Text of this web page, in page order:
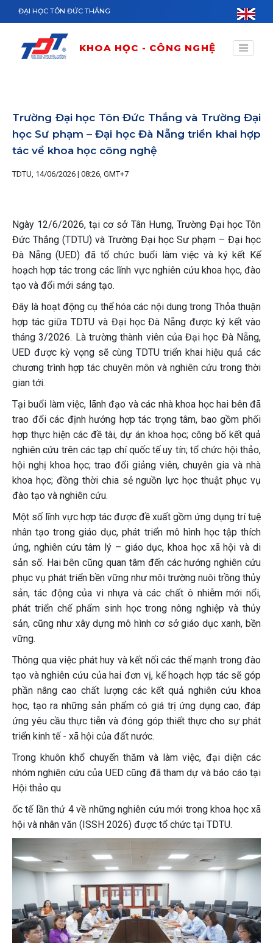
Nhảy đến nội dung
ĐẠI HỌC TÔN ĐỨC THẮNG
KHOA HỌC - CÔNG NGHỆ
Trường Đại học Tôn Đức Thắng và Trường Đại
học Sư phạm – Đại học Đà Nẵng triển khai hợp
tác về khoa học công nghệ
TDTU, 14/06/2026 | 08:26, GMT+7
Ngày 12/6/2026, tại cơ sở Tân Hưng, Trường Đại học Tôn
Đức Thắng (TDTU) và Trường Đại học Sư phạm – Đại học
Đà Nẵng (UED) đã tổ chức buổi làm việc và ký kết Kế
hoạch hợp tác trong các lĩnh vực nghiên cứu khoa học, đào
tạo và đổi mới sáng tạo.
Đây là hoạt động cụ thể hóa các nội dung trong Thỏa thuận
hợp tác giữa TDTU và Đại học Đà Nẵng được ký kết vào
tháng 3/2026. Là trường thành viên của Đại học Đà Nẵng,
UED được kỳ vọng sẽ cùng TDTU triển khai hiệu quả các
chương trình hợp tác chuyên môn và nghiên cứu trong thời
gian tới.
Tại buổi làm việc, lãnh đạo và các nhà khoa học hai bên đã
trao đổi các định hướng hợp tác trọng tâm, bao gồm phối
hợp thực hiện các đề tài, dự án khoa học; công bố kết quả
nghiên cứu trên các tạp chí quốc tế uy tín; tổ chức hội thảo,
hội nghị khoa học; trao đổi giảng viên, chuyên gia và nhà
khoa học; đồng thời chia sẻ nguồn lực học thuật phục vụ
đào tạo và nghiên cứu.
Một số lĩnh vực hợp tác được đề xuất gồm ứng dụng trí tuệ
nhân tạo trong giáo dục, phát triển mô hình học tập thích
ứng, nghiên cứu tâm lý – giáo dục, khoa học xã hội và di
sản số. Hai bên cũng quan tâm đến các hướng nghiên cứu
phục vụ phát triển bền vững như môi trường nuôi trồng thủy
sản, tác động của vi nhựa và các chất ô nhiễm mới nổi,
phát triển chế phẩm sinh học trong nông nghiệp và thủy
sản, cũng như xây dựng mô hình cơ sở giáo dục xanh, bền
vững.
Thông qua việc phát huy và kết nối các thế mạnh trong đào
tạo và nghiên cứu của hai đơn vị, kế hoạch hợp tác sẽ góp
phần nâng cao chất lượng các kết quả nghiên cứu khoa
học, tạo ra những sản phẩm có giá trị ứng dụng cao, đáp
ứng yêu cầu thực tiễn và đóng góp thiết thực cho sự phát
triển kinh tế - xã hội của đất nước.
Trong khuôn khổ chuyến thăm và làm việc, đại diện các
nhóm nghiên cứu của UED cũng đã tham dự và báo cáo tại
Hội thảo qu
ốc tế lần thứ 4 về những nghiên cứu mới trong khoa học xã
hội và nhân văn (ISSH 2026) được tổ chức tại TDTU.